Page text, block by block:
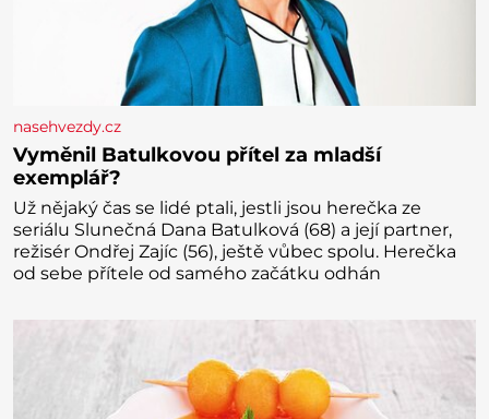
nasehvezdy.cz
Vyměnil Batulkovou přítel za mladší
exemplář?
Už nějaký čas se lidé ptali, jestli jsou herečka ze
seriálu Slunečná Dana Batulková (68) a její partner,
režisér Ondřej Zajíc (56), ještě vůbec spolu. Herečka
od sebe přítele od samého začátku odhán